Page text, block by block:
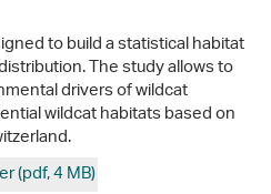
to build a statistical habitat
The study allows to
drivers of wildcat
wildcat habitats based on
(pdf, 4 MB)